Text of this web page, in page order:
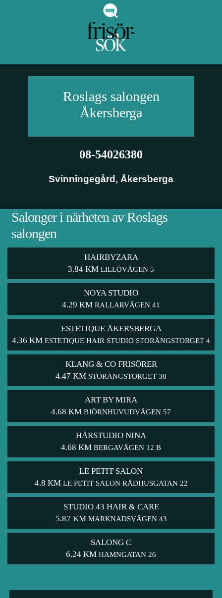
Roslags salongen
Åkersberga
08-54026380
Svinningegård , Åkersberga
Salonger i närheten av Roslags
salongen
HAIRBYZARA
3.84 KM LILLÖVÄGEN 5
NOYA STUDIO
4.29 KM RALLARVÄGEN 41
ESTETIQUE ÅKERSBERGA
4.36 KM ESTETIQUE HAIR STUDIO STORÄNGSTORGET 4
KLANG & CO FRISÖRER
4.47 KM STORÄNGSTORGET 38
ART BY MIRA
4.68 KM BJÖRNHUVUDVÄGEN 57
HÅRSTUDIO NINA
4.68 KM BERGAVÄGEN 12 B
LE PETIT SALON
4.8 KM LE PETIT SALON RÅDHUSGATAN 22
STUDIO 43 HAIR & CARE
5.87 KM MARKNADSVÄGEN 43
SALONG C
6.24 KM HAMNGATAN 26